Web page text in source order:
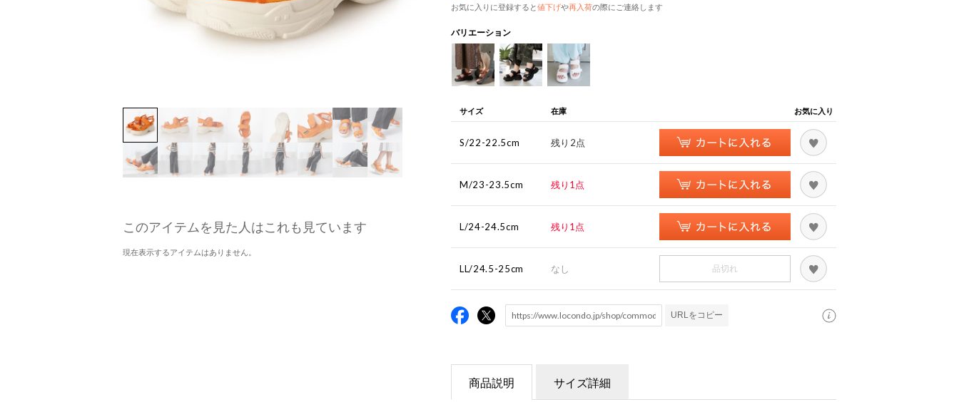
このアイテムを見た人はこれも見ています
現在表示するアイテムはありません。
お気に入りに登録すると値下げや再入荷の際にご連絡します
バリエーション
サイズ 在庫 お気に入り
S/22-22.5cm 残り2点
M/23-23.5cm 残り1点
L/24-24.5cm 残り1点
LL/24.5-25cm なし 品切れ
URLをコピー
商品説明 サイズ詳細